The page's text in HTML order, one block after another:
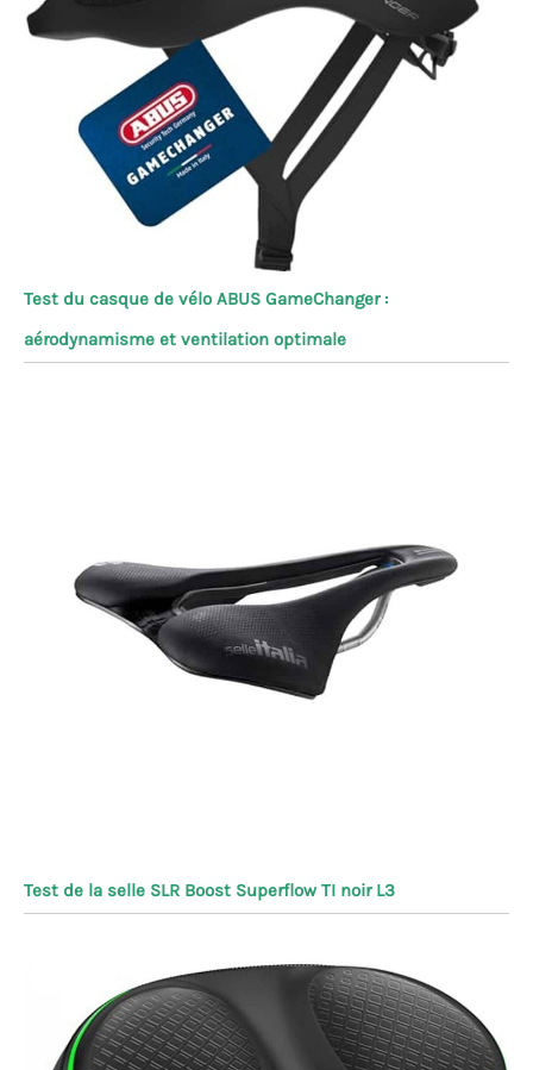
Test du casque de vélo ABUS GameChanger :
aérodynamisme et ventilation optimale
Test de la selle SLR Boost Superflow TI noir L3